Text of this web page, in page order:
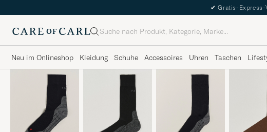
✔ Gratis-
Suche
Neu im Onlineshop Kleidung Schuhe Accessoires Uhren Taschen